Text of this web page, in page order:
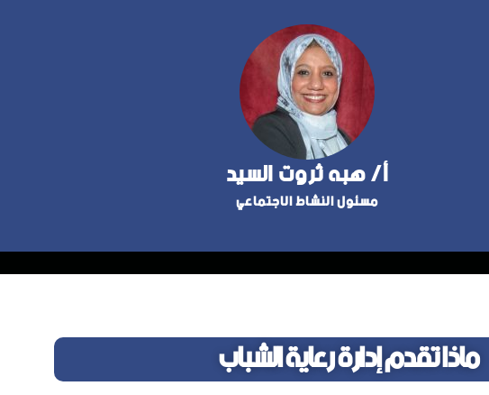
أ/ هبه ثروت السيد
مسئول النشاط الاجتماعي
ماذا تقدم إدارة رعاية الشباب